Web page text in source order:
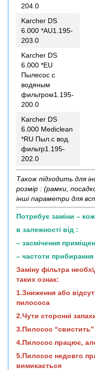
204.0
Karcher DS
6.000 *AU1.195-
203.0
Karcher DS
6.000 *EU
Пылесос с
водяным
фильтром1.195-
200.0
Karcher DS
6.000 Mediclean
*RU Пыл.с вод.
фильтр1.195-
202.0
Також підходить для
розмір : (рамки,
інші параметри для
Потребує заміни –
в залежності від :
– засмічення
– частоти прибирання
Заміну фільтра
таких ознак:
1.Зниження або
пилососа
2.Чути сторонні
3.Пилосос
4.Пилосос працює,
5.Пилосос недовго
вимикається